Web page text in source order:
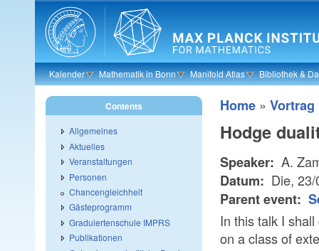
Skip to main content
Kalender Mathematik in Bonn Manifold Atlas Bibliothek &
Home » Vortrag
Hodge
Speaker: A.
Datum: Die,
Parent event:
In this talk I
on a class of
Contents
Allgemeines
Aktuelles
Veranstaltungen
Personen
Chancengleichheit
Gästeprogramm
Graduiertenschule IMPRS
Publikationen